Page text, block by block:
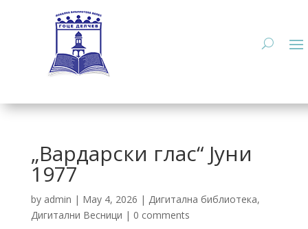
„Вардарски глас“ Јуни
1977
by admin | May 4, 2026 | Дигитална библиотека,
Дигитални Весници | 0 comments